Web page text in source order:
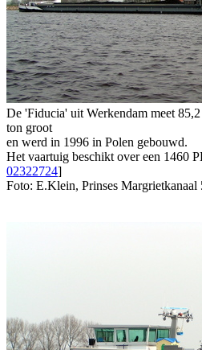
De 'Fiducia' uit Werkendam meet
ton groot
en werd in 1996 in Polen gebouwd.
Het vaartuig beschikt over een 1460
02322724]
Foto: E.Klein, Prinses Margrietkanaal